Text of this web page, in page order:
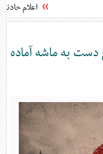
اعلام
دست به ماشه آماده